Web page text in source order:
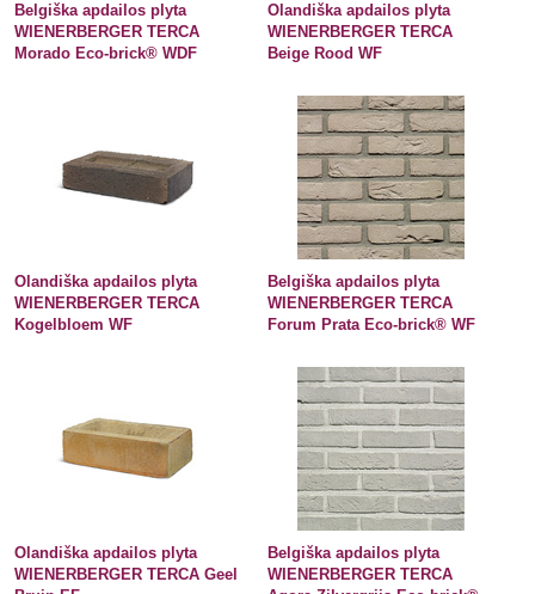
Belgiška apdailos plyta
WIENERBERGER TERCA
Morado Eco-brick® WDF
Olandiška apdailos plyta
WIENERBERGER TERCA
Beige Rood WF
Olandiška apdailos plyta
WIENERBERGER TERCA
Kogelbloem WF
Belgiška apdailos plyta
WIENERBERGER TERCA
Forum Prata Eco-brick® WF
Olandiška apdailos plyta
WIENERBERGER TERCA Geel
Belgiška apdailos plyta
WIENERBERGER TERCA